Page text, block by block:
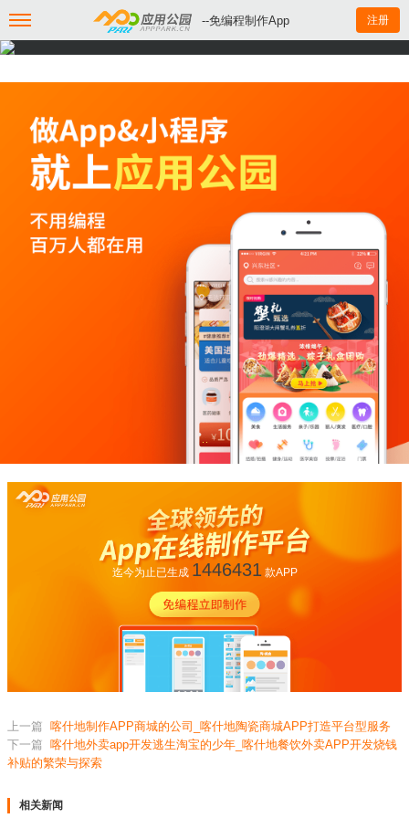
--免编程制作App 注册
迄今为止已生成 1446431款APP
上一篇 喀什地制作APP商城的公司_喀什地陶瓷商城APP打造平台型服务
下一篇 喀什地外卖app开发逃生淘宝的少年_喀什地餐饮外卖APP开发烧钱
补贴的繁荣与探索
相关新闻